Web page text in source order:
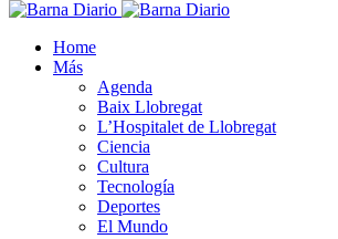
Home
Más
Agenda
Baix Llobregat
L’Hospitalet de Llobregat
Ciencia
Cultura
Tecnología
Deportes
El Mundo